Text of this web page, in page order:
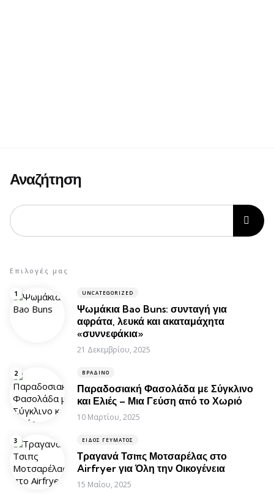
Αναζήτηση
Επιλογές μας
UNCATEGORIZED
Ψωμάκια Bao Buns: συνταγή για
αφράτα, λευκά και ακαταμάχητα
«συννεφάκια»
21 Δεκεμβρίου, 2025
ΒΡΑΔΙΝΌ
Παραδοσιακή Φασολάδα με Σύγκλινο
και Ελιές – Μια Γεύση από το Χωριό
10 Μαρτίου, 2025
ΕΊΔΟΣ ΓΕΎΜΑΤΟΣ
Τραγανά Τσιπς Μοτσαρέλας στο
Airfryer για Όλη την Οικογένεια
15 Μαΐου, 2025